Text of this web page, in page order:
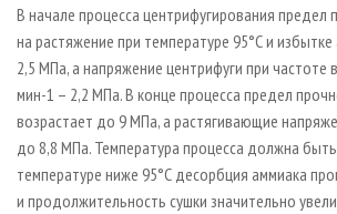
В начале процесса центрифугирования предел
на растяжение при температуре 95°С и
2,5 МПа, а напряжение центрифуги при частоте
мин-1 – 2,2 МПа. В конце процесса предел
возрастает до 9 МПа, а растягивающие
до 8,8 МПа. Температура процесса должна
температуре ниже 95°С десорбция аммиака
и продолжительность сушки значительно